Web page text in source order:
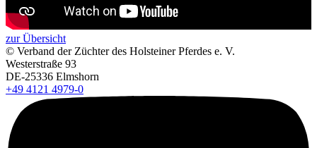
+
–
⇧
zur Übersicht
© Verband der Züchter des Holsteiner Pferdes e. V.
Westerstraße 93
DE-25336 Elmshorn
+49 4121 4979-0